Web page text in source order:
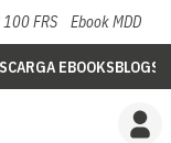
100 FRS Ebook MDD
EBOOKSBLOGS